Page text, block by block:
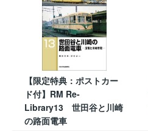
【限定特典：ポストカー
ド付】RM Re-
Library13 世田谷と川崎
の路面電車